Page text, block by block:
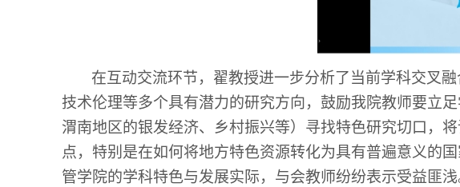
在互动交流环节，翟教授进一步分析了当前学科交叉
技术伦理等多个具有潜力的研究方向，鼓励我院教师要立
渭南地区的银发经济、乡村振兴等）寻找特色研究切口，
点，特别是在如何将地方特色资源转化为具有普遍意义的
管学院的学科特色与发展实际， 与会教师纷纷表示受益匪浅